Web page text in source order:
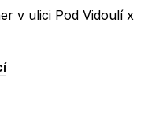
v ulici Pod Vidoulí x